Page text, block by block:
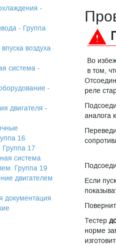
-
- Группа
воздуха
система -
-
двигателя -
16
17
система
Группа 19
двигателем
документация
Во
в том,
реле
аналога
Если
Тестер
норме